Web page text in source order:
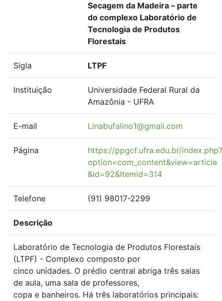
Secagem da Madeira – parte
do complexo Laboratório de
Tecnologia de Produtos
Florestais
Sigla LTPF
Instituição
Universidade Federal Rural da
Amazônia - UFRA
E-mail Linabufalino1@gmail.com
Página
https://ppgcf.ufra.edu.br/index.php?
option=com_content&view=article
&id=92&Itemid=314
Telefone (91) 98017-2299
Descrição
Laboratório de Tecnologia de Produtos Florestais
(LTPF) - Complexo composto por
cinco unidades. O prédio central abriga três salas
de aula, uma sala de professores,
copa e banheiros. Há três laboratórios principais: